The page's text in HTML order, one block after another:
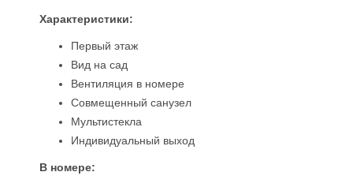
Характеристики:
Первый этаж
Вид на сад
Вентиляция в номере
Совмещенный санузел
Мультистекла
Индивидуальный выход
В номере: